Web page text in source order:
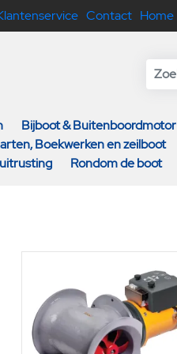
Contact Home
Bijboot & Buitenboordmotor
Boekwerken en zeilboot
Rondom de boot